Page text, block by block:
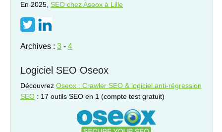
En 2025, SEO chez Aseox à Lille
Archives : 3 - 4
Logiciel SEO Oseox
Découvrez Oseox : Crawler SEO & logiciel anti-régression
SEO : 17 outils SEO en 1 (compte test gratuit)